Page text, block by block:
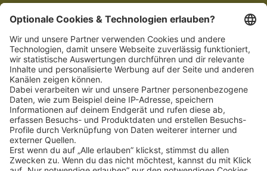
Schnellzugriff
ZAHLUNGSMETHODEN
SOCIAL
NEWSLETTER